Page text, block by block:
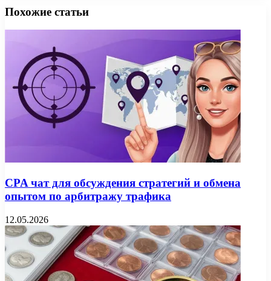
Похожие статьи
CPA чат для обсуждения стратегий и обмена
опытом по арбитражу трафика
12.05.2026